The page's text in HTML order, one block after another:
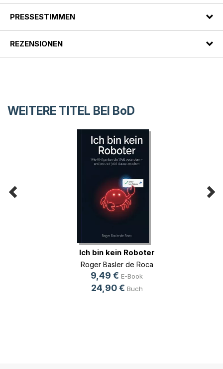
PRESSESTIMMEN
REZENSIONEN
WEITERE TITEL BEI BoD
Ich bin kein Roboter
Roger Basler de Roca
9,49 € E-Book
24,90 € Buch